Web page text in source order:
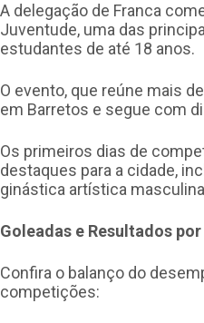
A delegação de Franca
Juventude, uma das
estudantes de até 18 anos.
O evento, que reúne mais
em Barretos e segue com
Os primeiros dias de
destaques para a cidade,
ginástica artística
Goleadas e Resultados
Confira o balanço do
competições: